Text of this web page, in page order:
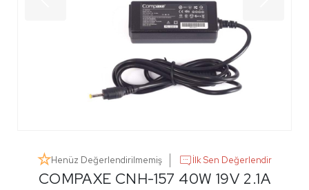
COMPAXE CNH-157 40W 19V 2.1A
Henüz Değerlendirilmemiş İlk Sen Değerlendir